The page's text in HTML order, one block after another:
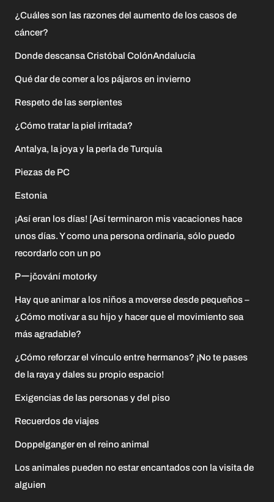
¿Cuáles son las razones del aumento de los casos de
cáncer?
Donde descansa Cristóbal ColónAndalucía
Qué dar de comer a los pájaros en invierno
Respeto de las serpientes
¿Cómo tratar la piel irritada?
Antalya, la joya y la perla de Turquía
Piezas de PC
Estonia
¡Así eran los días! [Así terminaron mis vacaciones hace
unos días. Y como una persona ordinaria, sólo puedo
recordarlo con un po
Pーjčování motorky
Hay que animar a los niños a moverse desde pequeños –
¿Cómo motivar a su hijo y hacer que el movimiento sea
más agradable?
¿Cómo reforzar el vínculo entre hermanos? ¡No te pases
de la raya y dales su propio espacio!
Exigencias de las personas y del piso
Recuerdos de viajes
Doppelganger en el reino animal
Los animales pueden no estar encantados con la visita de
alguien